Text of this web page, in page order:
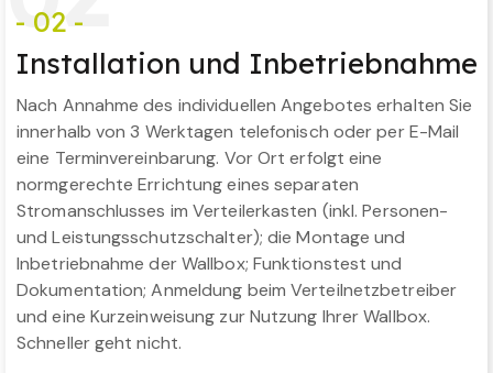
- 02 -
Installation und Inbetriebnahme
Nach Annahme des individuellen Angebotes erhalten Sie
innerhalb von 3 Werktagen telefonisch oder per E-Mail
eine Terminvereinbarung. Vor Ort erfolgt eine
normgerechte Errichtung eines separaten
Stromanschlusses im Verteilerkasten (inkl. Personen-
und Leistungsschutzschalter); die Montage und
Inbetriebnahme der Wallbox; Funktionstest und
Dokumentation; Anmeldung beim Verteilnetzbetreiber
und eine Kurzeinweisung zur Nutzung Ihrer Wallbox.
Schneller geht nicht.